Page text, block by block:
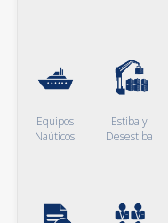
Equipos
Naúticos
Estiba y
Desestiba